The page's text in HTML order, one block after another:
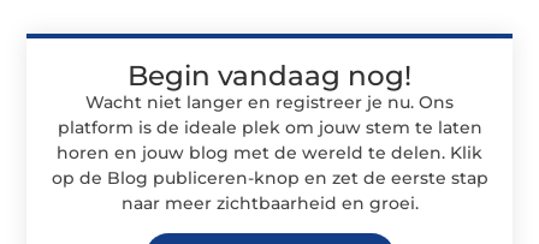
Begin vandaag nog!
Wacht niet langer en registreer je nu. Ons
platform is de ideale plek om jouw stem te laten
horen en jouw blog met de wereld te delen. Klik
op de Blog publiceren-knop en zet de eerste stap
naar meer zichtbaarheid en groei.